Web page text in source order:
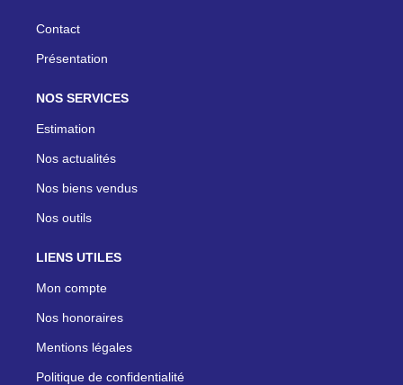
Contact
Présentation
NOS SERVICES
Estimation
Nos actualités
Nos biens vendus
Nos outils
LIENS UTILES
Mon compte
Nos honoraires
Mentions légales
Politique de confidentialité